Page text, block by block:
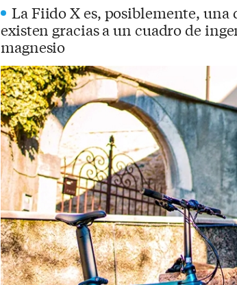
La Fiido X es, posiblemente, una
existen gracias a un cuadro de
magnesio